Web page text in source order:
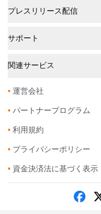
プレスリリース配信
サポート
関連サービス
• 運営会社
• パートナープログラム
• 利用規約
• プライバシーポリシー
• 資金決済法に基づく表示